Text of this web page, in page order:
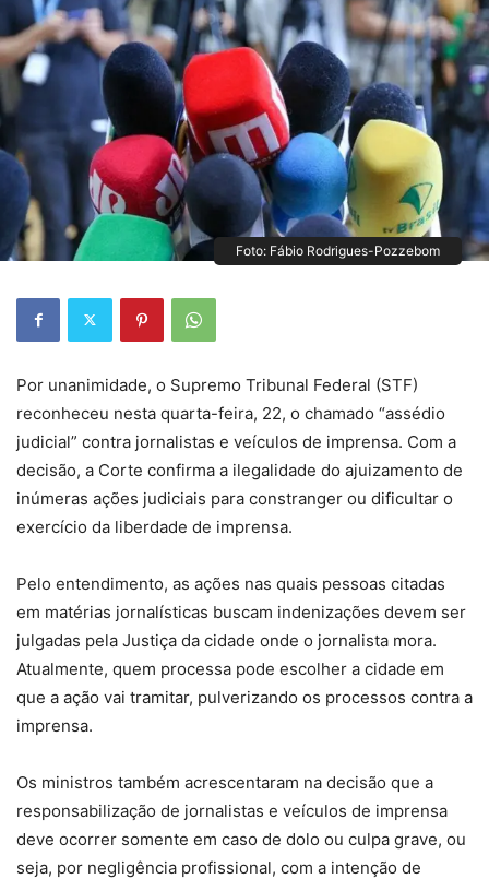
Foto: Fábio Rodrigues-Pozzebom
Por unanimidade, o Supremo Tribunal Federal (STF)
reconheceu nesta quarta-feira, 22, o chamado “assédio
judicial” contra jornalistas e veículos de imprensa. Com a
decisão, a Corte confirma a ilegalidade do ajuizamento de
inúmeras ações judiciais para constranger ou dificultar o
exercício da liberdade de imprensa.
Pelo entendimento, as ações nas quais pessoas citadas
em matérias jornalísticas buscam indenizações devem ser
julgadas pela Justiça da cidade onde o jornalista mora.
Atualmente, quem processa pode escolher a cidade em
que a ação vai tramitar, pulverizando os processos contra a
imprensa.
Os ministros também acrescentaram na decisão que a
responsabilização de jornalistas e veículos de imprensa
deve ocorrer somente em caso de dolo ou culpa grave, ou
seja, por negligência profissional, com a intenção de